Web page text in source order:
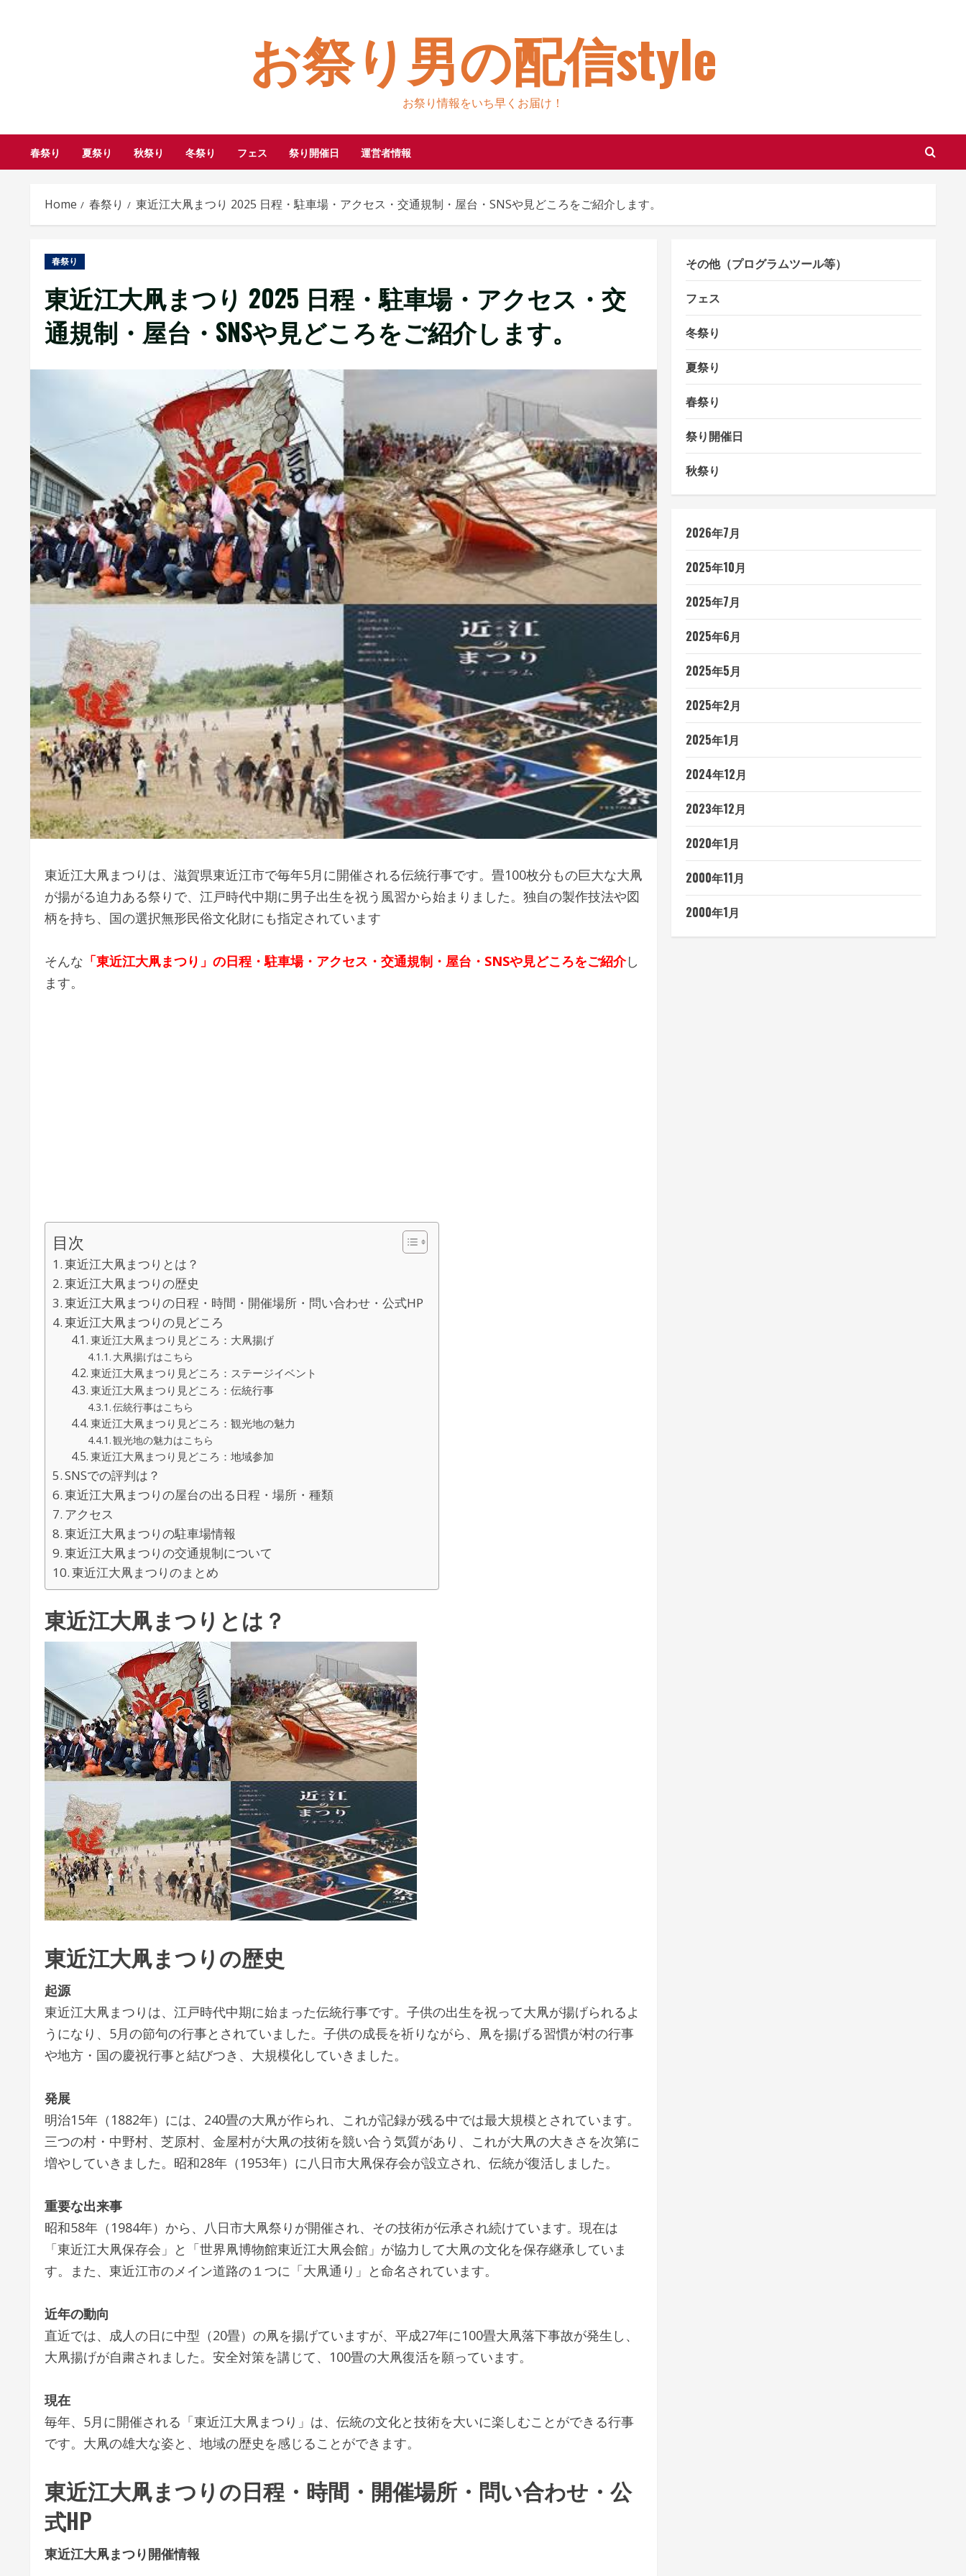
お祭り男の配信style
お祭り情報をいち早くお届け！
春祭り 夏祭り 秋祭り 冬祭り フェス 祭り開催日 運営者情報
Home 春祭り 東近江大凧まつり 2025 日程・駐車場・アクセス・交通規制・屋台・SNSや見どころをご紹介します。
春祭り
東近江大凧まつり 2025 日程・駐車場・アクセス・交
通規制・屋台・SNSや見どころをご紹介します。
東近江大凧まつりは、滋賀県東近江市で毎年5月に開催される伝統行事です。畳100枚分もの巨大な大凧
が揚がる迫力ある祭りで、江戸時代中期に男子出生を祝う風習から始まりました。独自の製作技法や図
柄を持ち、国の選択無形民俗文化財にも指定されています
そんな 「東近江大凧まつり」の日程・駐車場・アクセス・交通規制・屋台・SNSや見どころをご紹介し
ます。
目次
東近江大凧まつりとは？
東近江大凧まつりの歴史
東近江大凧まつりの日程・時間・開催場所・問い合わせ・公式HP
東近江大凧まつりの見どころ
東近江大凧まつり見どころ：大凧揚げ
大凧揚げはこちら
東近江大凧まつり見どころ：ステージイベント
東近江大凧まつり見どころ：伝統行事
伝統行事はこちら
東近江大凧まつり見どころ：観光地の魅力
観光地の魅力はこちら
東近江大凧まつり見どころ：地域参加
SNSでの評判は？
東近江大凧まつりの屋台の出る日程・場所・種類
アクセス
東近江大凧まつりの駐車場情報
東近江大凧まつりの交通規制について
東近江大凧まつりのまとめ
東近江大凧まつりとは？
東近江大凧まつりの歴史
起源
東近江大凧まつりは、江戸時代中期に始まった伝統行事です。子供の出生を祝って大凧が揚げられるよ
うになり、5月の節句の行事とされていました。子供の成長を祈りながら、凧を揚げる習慣が村の行事
や地方・国の慶祝行事と結びつき、大規模化していきました。
発展
明治15年（1882年）には、240畳の大凧が作られ、これが記録が残る中では最大規模とされています。
三つの村・中野村、芝原村、金屋村が大凧の技術を競い合う気質があり、これが大凧の大きさを次第に
増やしていきました。昭和28年（1953年）に八日市大凧保存会が設立され、伝統が復活しました。
重要な出来事
昭和58年（1984年）から、八日市大凧祭りが開催され、その技術が伝承され続けています。現在は
「東近江大凧保存会」と「世界凧博物館東近江大凧会館」が協力して大凧の文化を保存継承していま
す。また、東近江市のメイン道路の１つに「大凧通り」と命名されています。
近年の動向
直近では、成人の日に中型（20畳）の凧を揚げていますが、平成27年に100畳大凧落下事故が発生し、
大凧揚げが自粛されました。安全対策を講じて、100畳の大凧復活を願っています。
現在
毎年、5月に開催される「東近江大凧まつり」は、伝統の文化と技術を大いに楽しむことができる行事
です。大凧の雄大な姿と、地域の歴史を感じることができます。
東近江大凧まつりの日程・時間・開催場所・問い合わせ・公
式HP
東近江大凧まつり開催情報
その他（プログラムツール等）
フェス
冬祭り
夏祭り
春祭り
祭り開催日
秋祭り
2026年7月
2025年10月
2025年7月
2025年6月
2025年5月
2025年2月
2025年1月
2024年12月
2023年12月
2020年1月
2000年11月
2000年1月